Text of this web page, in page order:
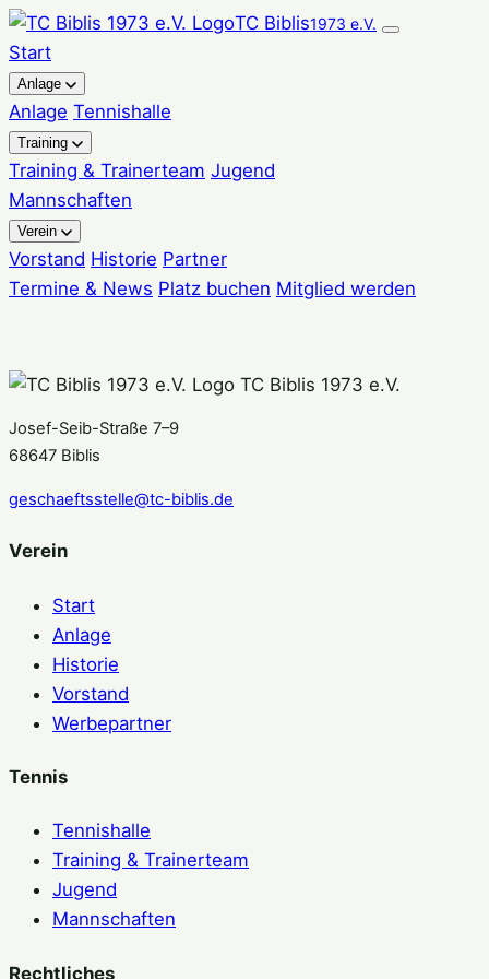
Zum
Inhalt
springen
TC Biblis1973 e.V.
Start
Anlage
Anlage Tennishalle
Training
Training & Trainerteam Jugend
Mannschaften
Verein
Vorstand Historie Partner
Termine & News Platz buchen Mitglied werden
TC Biblis 1973 e.V.
Josef-Seib-Straße 7–9
68647 Biblis
geschaeftsstelle@tc-biblis.de
Verein
Start
Anlage
Historie
Vorstand
Werbepartner
Tennis
Tennishalle
Training & Trainerteam
Jugend
Mannschaften
Rechtliches